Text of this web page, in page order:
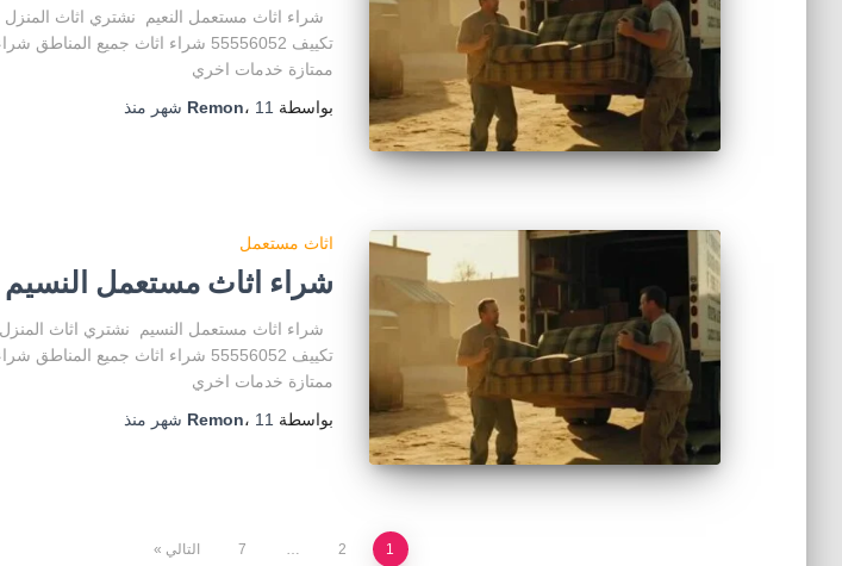
شراء اثاث مستعمل النعيم نشتري اثاث
تكييف 55556052 شراء اثاث جميع
ممتازة خدمات اخري
بواسطة
Remon، 11 شهر منذ
اثاث مستعمل
شراء اثاث مستعمل النسيم
شراء اثاث مستعمل النسيم نشتري اثاث
تكييف 55556052 شراء اثاث جميع
ممتازة خدمات اخري
بواسطة
Remon، 11 شهر منذ
1
2
…
7 التالي